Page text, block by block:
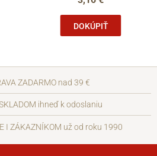
DOKÚPIŤ
ZADARMO nad 39 €
ihneď k odoslaniu
I ZÁKAZNÍKOM už od roku 1990